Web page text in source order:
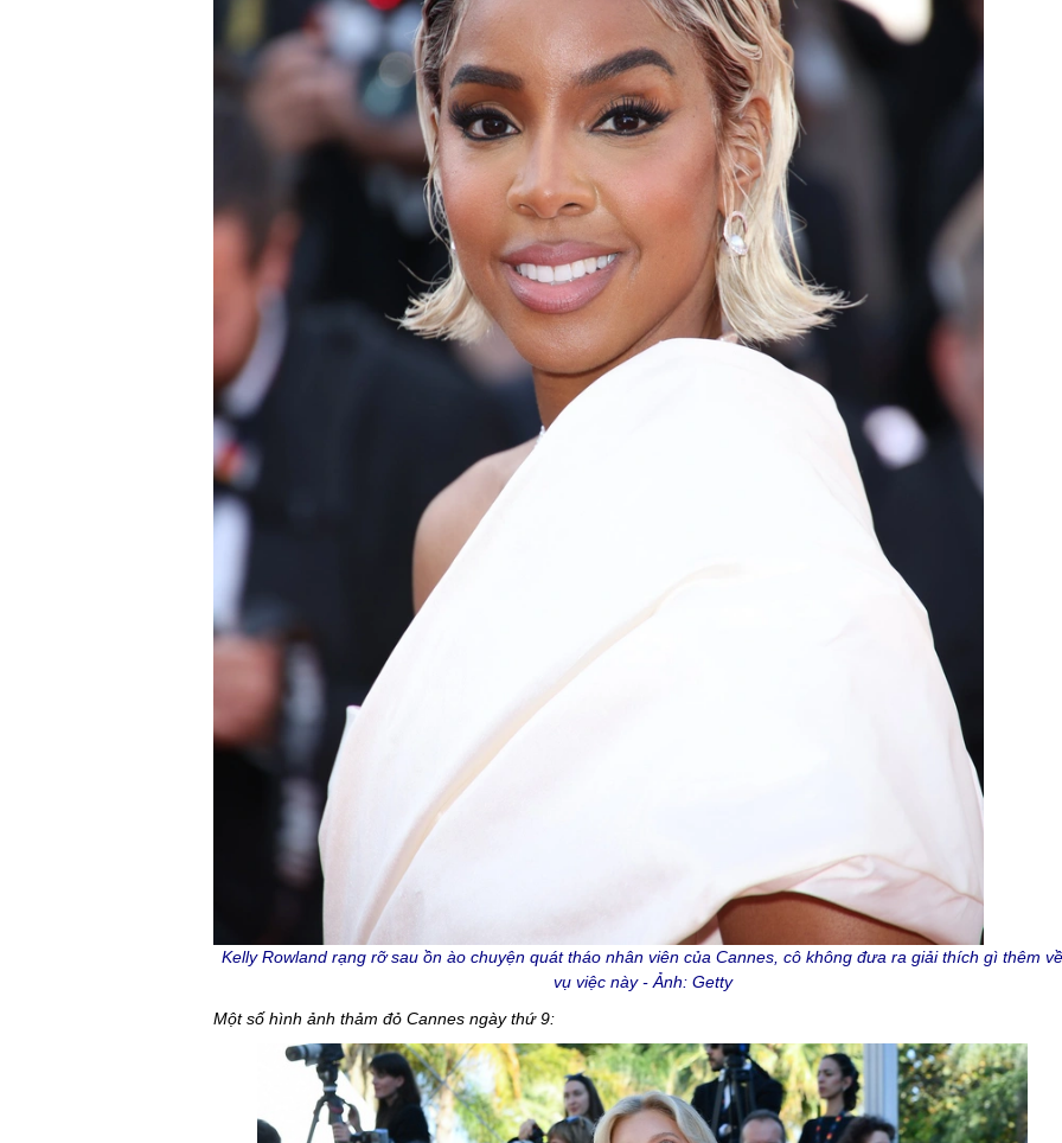
Kelly Rowland rạng rỡ sau ồn ào chuyện quát tháo nhân viên của Cannes, cô không đưa ra giải thích gì thêm về
vụ việc này - Ảnh: Getty
Một số hình ảnh thảm đỏ Cannes ngày thứ 9: